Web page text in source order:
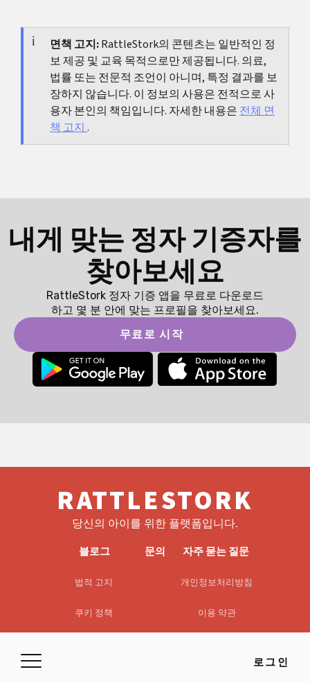
로그인
제를 가볍게 여기지 않고, 스트레스 상황에서 실제로
도와주는 것이 도움이 됩니다. 지원은 통제가 아니라
부담 완화여야 하며, 임신 중 흡연을 다룰 때처럼 일관
성이 중요합니다.
면책 고지:RattleStork의 콘텐츠는 일반적인 정
보 제공 및 교육 목적으로만 제공됩니다. 의료,
법률 또는 전문적 조언이 아니며, 특정 결과를 보
장하지 않습니다. 이 정보의 사용은 전적으로 사
용자 본인의 책임입니다. 자세한 내용은전체 면
책 고지.
내게 맞는 정자 기증자를
찾아보세요
RattleStork 정자 기증 앱을 무료로 다운로드
하고 몇 분 안에 맞는 프로필을 찾아보세요.
무료로 시작
RATTLESTORK
당신의 아이를 위한 플랫폼입니다.
블로그 문의 자주 묻는 질문
법적 고지 개인정보처리방침
쿠키 정책 이용 약관